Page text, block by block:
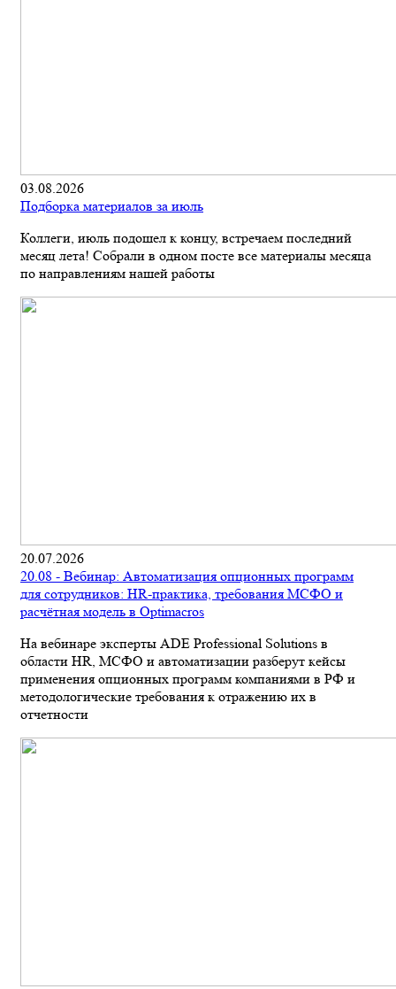
03.08.2026
Подборка материалов за июль
Коллеги, июль подошел к концу, встречаем последний
месяц лета! Собрали в одном посте все материалы месяца
по направлениям нашей работы
20.07.2026
20.08 - Вебинар: Автоматизация опционных программ
для сотрудников: HR-практика, требования МСФО и
расчётная модель в Optimacros
На вебинаре эксперты ADE Professional Solutions в
области HR, МСФО и автоматизации разберут кейсы
применения опционных программ компаниями в РФ и
методологические требования к отражению их в
отчетности